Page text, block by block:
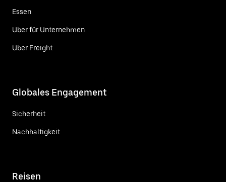
Essen
Uber für Unternehmen
Uber Freight
Globales Engagement
Sicherheit
Nachhaltigkeit
Reisen